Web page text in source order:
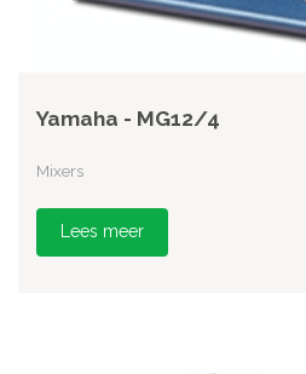
Yamaha - MG12/4
Mixers
Lees meer